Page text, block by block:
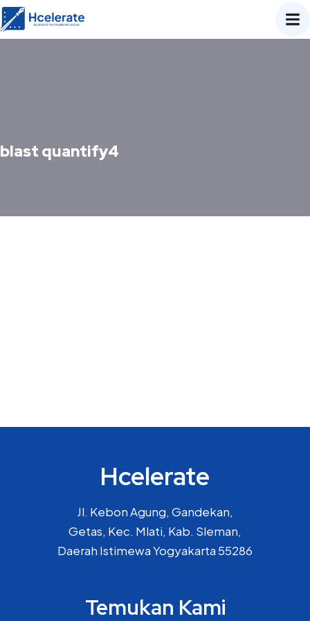
blast quantify4
Hcelerate
Jl. Kebon Agung, Gandekan,
Getas, Kec. Mlati, Kab. Sleman,
Daerah Istimewa Yogyakarta 55286
Temukan Kami